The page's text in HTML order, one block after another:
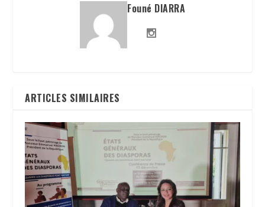
Founé DIARRA
ARTICLES SIMILAIRES